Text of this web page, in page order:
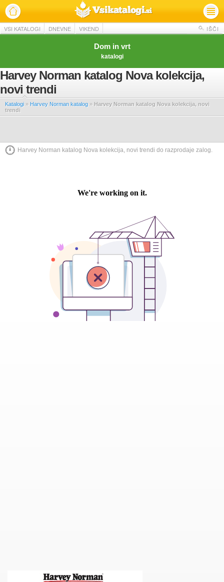
VSI KATALOGI DNEVNE VIKEND IŠČI
Dom in vrt
katalogi
Harvey Norman katalog Nova kolekcija,
novi trendi
Katalogi » Harvey Norman katalog » Harvey Norman katalog Nova kolekcija, novi
trendi
Harvey Norman katalog Nova kolekcija, novi trendi do razprodaje zalog.